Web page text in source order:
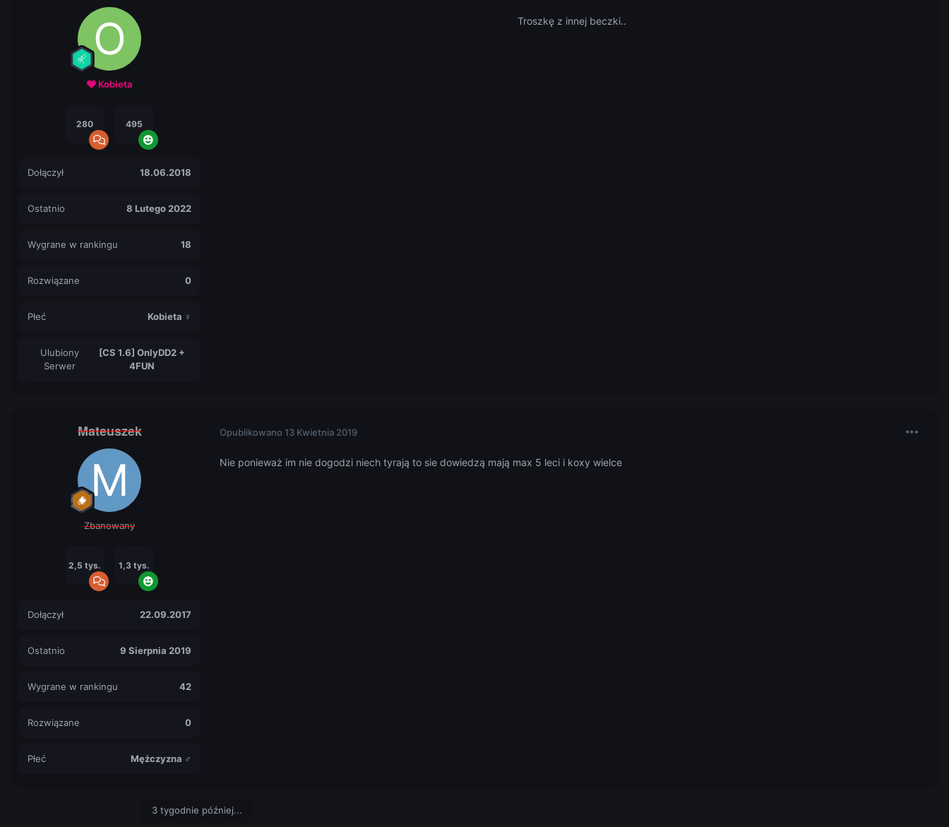
Kobieta
280 495
Dołączył 18.06.2018
Ostatnio 8 Lutego 2022
Wygrane w rankingu 18
Rozwiązane 0
Płeć Kobieta ♀
Ulubiony
Serwer
[CS 1.6] OnlyDD2 +
4FUN
Troszkę z innej beczki..
Mateuszek
Zbanowany
2,5 tys. 1,3 tys.
Dołączył 22.09.2017
Ostatnio 9 Sierpnia 2019
Wygrane w rankingu 42
Rozwiązane 0
Płeć Mężczyzna ♂
Opublikowano 13 Kwietnia 2019
Nie ponieważ im nie dogodzi niech tyrają to sie dowiedzą mają max 5 leci i koxy wielce
3 tygodnie później...